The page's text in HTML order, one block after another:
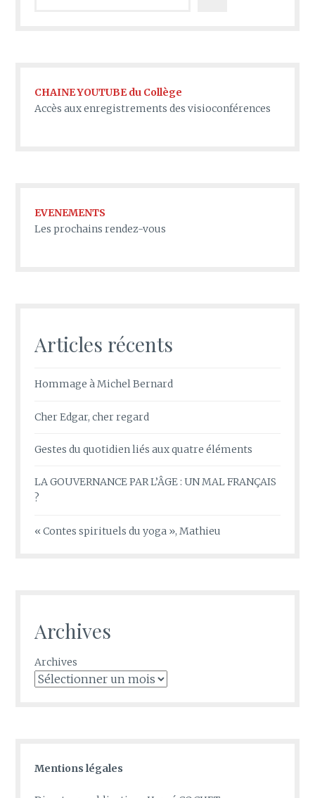
CHAINE YOUTUBE du Collège
Accès aux enregistrements des visioconférences
EVENEMENTS
Les prochains rendez-vous
Articles récents
Hommage à Michel Bernard
Cher Edgar, cher regard
Gestes du quotidien liés aux quatre éléments
LA GOUVERNANCE PAR L’ÂGE : UN MAL FRANÇAIS
?
« Contes spirituels du yoga », Mathieu
Archives
Archives
Mentions légales